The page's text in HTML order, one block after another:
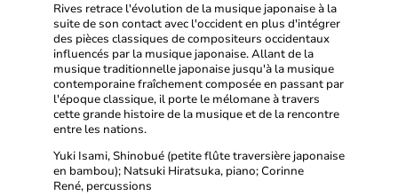
Rives retrace l'évolution de la musique japonaise à la
suite de son contact avec l'occident en plus d'intégrer
des pièces classiques de compositeurs occidentaux
influencés par la musique japonaise. Allant de la
musique traditionnelle japonaise jusqu'à la musique
contemporaine fraîchement composée en passant par
l'époque classique, il porte le mélomane à travers
cette grande histoire de la musique et de la rencontre
entre les nations.
Yuki Isami, Shinobué (petite flûte traversière japonaise
en bambou); Natsuki Hiratsuka, piano; Corinne
René, percussions